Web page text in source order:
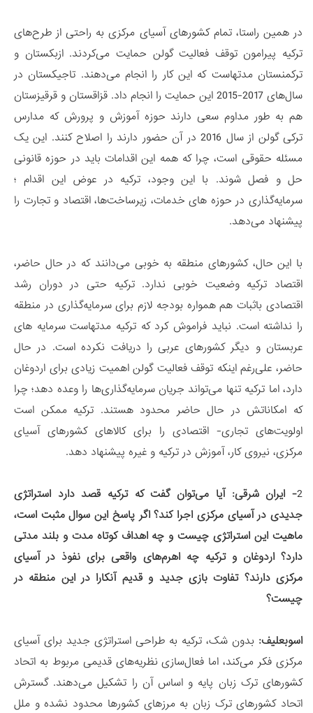
در همین راستا، تمام کشورهای آسیای مرکزی به راحتی از طرح‌های
ترکیه پیرامون توقف فعالیت گولن حمایت می‌کردند. ازبکستان و
ترکمنستان مدتهاست که این کار را انجام می‌دهند. تاجیکستان در
سال‌های 2017-2015 این حمایت را انجام داد. قزاقستان و قرقیزستان
هم به طور مداوم سعی دارند حوزه آموزش و پرورش که مدارس
ترکی گولن از سال 2016 در آن حضور دارند را اصلاح کنند. این یک
مسئله حقوقی است، چرا که همه این اقدامات باید در حوزه قانونی
حل و فصل شوند. با این وجود، ترکیه در عوض این اقدام ؛
سرمایه‌گذاری در حوزه های خدمات، زیرساخت‌ها، اقتصاد و تجارت را
پیشنهاد می‌دهد.
با این حال، کشورهای منطقه به خوبی می‌دانند که در حال حاضر،
اقتصاد ترکیه وضعیت خوبی ندارد. ترکیه حتی در دوران رشد
اقتصادی باثبات هم همواره بودجه لازم برای سرمایه‌گذاری در منطقه
را نداشته است. نباید فراموش کرد که ترکیه مدتهاست سرمایه‌ ‌های
عربستان و دیگر کشورهای عربی را دریافت نکرده است. در حال
حاضر، علی‌رغم اینکه توقف فعالیت گولن اهمیت زیادی برای اردوغان
دارد، اما ترکیه تنها می‌تواند جریان سرمایه‌گذاری‌ها را وعده دهد؛ چرا
که امکاناتش در حال حاضر محدود هستند. ترکیه ممکن است
اولویت‌های تجاری- اقتصادی را برای کالاهای کشورهای آسیای
مرکزی، نیروی کار، آموزش در ترکیه و غیره پیشنهاد دهد.
2- ایران شرقی:آیا می‌توان گفت که ترکیه قصد دارد استراتژی
جدیدی در آسیای مرکزی اجرا کند؟ اگر پاسخ این سوال مثبت است،
ماهیت این استراتژی چیست و چه اهداف کوتاه مدت و بلند مدتی
دارد؟ اردوغان و ترکیه چه اهرم‌های واقعی برای نفوذ در آسیای
مرکزی دارند؟ تفاوت بازی جدید و قدیم آنکارا در این منطقه در
چیست؟
اسوبعلیف: بدون شک، ترکیه به طراحی استراتژی جدید برای آسیای
مرکزی فکر می‌کند، اما فعال‌سازی نظریه‌های قدیمی مربوط به اتحاد
کشورهای ترک زبان پایه و اساس آن را تشکیل می‌دهند. گسترش
اتحاد کشورهای ترک زبان به مرزهای کشورها محدود نشده و ملل